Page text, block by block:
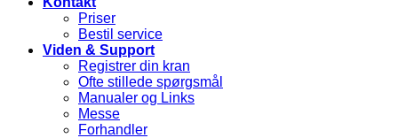
Priser
Bestil service
Viden & Support
Registrer din kran
Ofte stillede spørgsmål
Manualer og Links
Messe
Forhandler